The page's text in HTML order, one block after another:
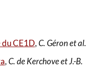
du CE1D,C. Géron et al.
,C. de Kerchove et J.-B.